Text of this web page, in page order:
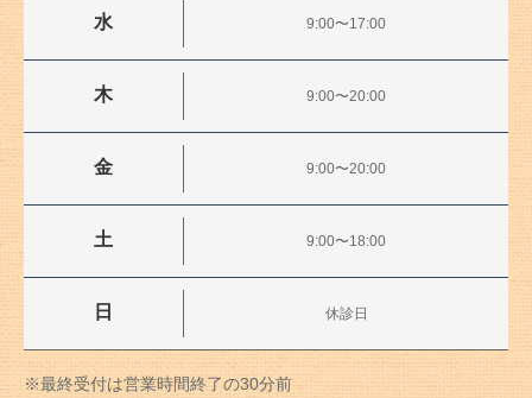
水 9:00〜17:00
木 9:00〜20:00
金 9:00〜20:00
土 9:00〜18:00
日 休診日
※最終受付は営業時間終了の30分前